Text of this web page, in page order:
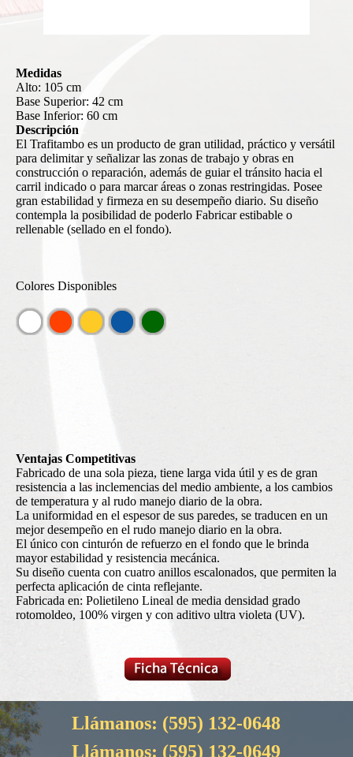
Medidas
Alto: 105 cm
Base Superior: 42 cm
Base Inferior: 60 cm
Descripción
El Trafitambo es un producto de gran utilidad, práctico y versátil
para delimitar y señalizar las zonas de trabajo y obras en
construcción o reparación, además de guiar el tránsito hacia el
carril indicado o para marcar áreas o zonas restringidas. Posee
gran estabilidad y firmeza en su desempeño diario. Su diseño
contempla la posibilidad de poderlo Fabricar estibable o
rellenable (sellado en el fondo).
Colores Disponibles
Ventajas Competitivas
Fabricado de una sola pieza, tiene larga vida útil y es de gran
resistencia a las inclemencias del medio ambiente, a los cambios
de temperatura y al rudo manejo diario de la obra.
La uniformidad en el espesor de sus paredes, se traducen en un
mejor desempeño en el rudo manejo diario en la obra.
El único con cinturón de refuerzo en el fondo que le brinda
mayor estabilidad y resistencia mecánica.
Su diseño cuenta con cuatro anillos escalonados, que permiten la
perfecta aplicación de cinta reflejante.
Fabricada en: Polietileno Lineal de media densidad grado
rotomoldeo, 100% virgen y con aditivo ultra violeta (UV).
Llámanos: (595) 132-0648
Llámanos: (595) 132-0649